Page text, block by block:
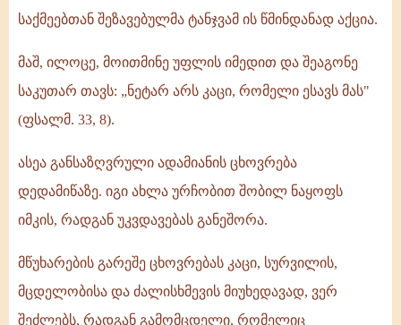
საქმეებთან შეზავებულმა ტანჯვამ ის წმინდანად აქცია.
მაშ, ილოცე, მოითმინე უფლის იმედით და შეაგონე
საკუთარ თავს: „ნეტარ არს კაცი, რომელი ესავს მას"
(ფსალმ. 33, 8).
ასეა განსაზღვრული ადამიანის ცხოვრება
დედამიწაზე. იგი ახლა ურჩობით შობილ ნაყოფს
იმკის, რადგან უკვდავებას განეშორა.
მწუხარების გარეშე ცხოვრებას კაცი, სურვილის,
მცდელობისა და ძალისხმევის მიუხედავად, ვერ
შეძლებს, რადგან გამომცდელი, რომელიც